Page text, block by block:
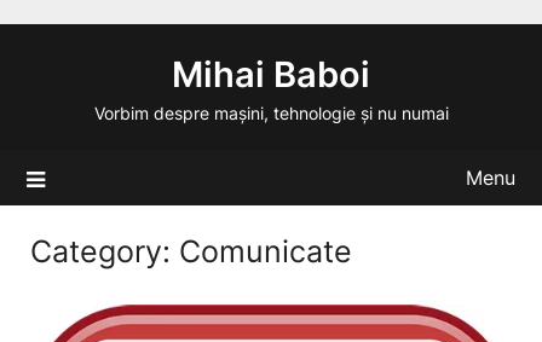
Mihai Baboi
Vorbim despre mașini, tehnologie și nu numai
Menu
Category: Comunicate